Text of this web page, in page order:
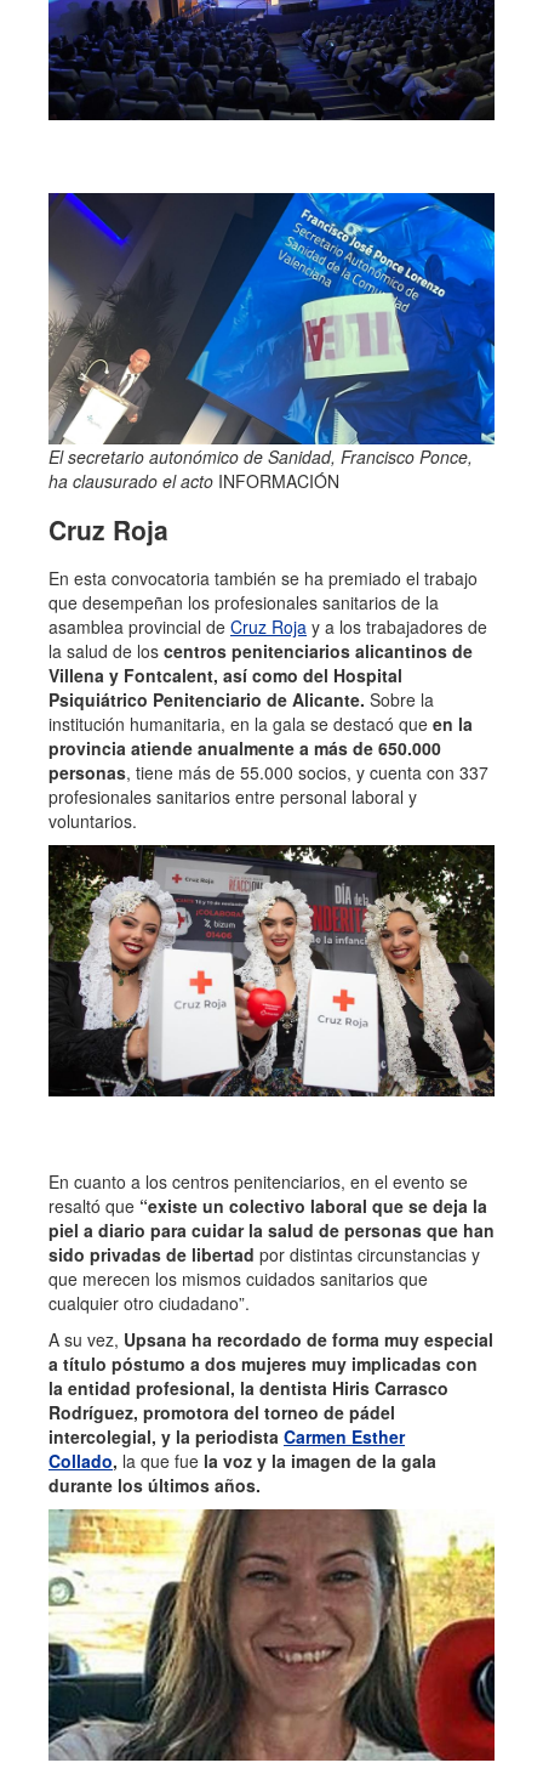
El secretario autonómico de Sanidad, Francisco Ponce,
ha clausurado el acto INFORMACIÓN
Cruz Roja
En esta convocatoria también se ha premiado el trabajo
que desempeñan los profesionales sanitarios de la
asamblea provincial de Cruz Roja y a los trabajadores de
la salud de los centros penitenciarios alicantinos de
Villena y Fontcalent, así como del Hospital
Psiquiátrico Penitenciario de Alicante. Sobre la
institución humanitaria, en la gala se destacó que en la
provincia atiende anualmente a más de 650.000
personas, tiene más de 55.000 socios, y cuenta con 337
profesionales sanitarios entre personal laboral y
voluntarios.
En cuanto a los centros penitenciarios, en el evento se
resaltó que “existe un colectivo laboral que se deja la
piel a diario para cuidar la salud de personas que han
sido privadas de libertad por distintas circunstancias y
que merecen los mismos cuidados sanitarios que
cualquier otro ciudadano”.
A su vez, Upsana ha recordado de forma muy especial
a título póstumo a dos mujeres muy implicadas con
la entidad profesional, la dentista Hiris Carrasco
Rodríguez, promotora del torneo de pádel
intercolegial, y la periodista Carmen Esther
Collado, la que fue la voz y la imagen de la gala
durante los últimos años.